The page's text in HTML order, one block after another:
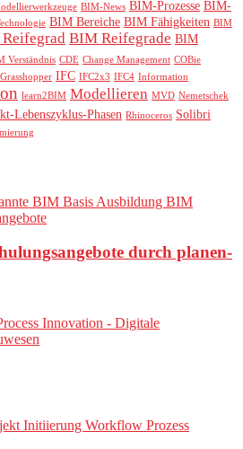
BIM-News BIM-Prozesse BIM-
BIM Bereiche BIM Fähigkeiten BIM
BIM Reifegrade BIM
Verständnis CDE Change Management COBie
Grasshopper IFC IFC2x3 IFC4 Information
learn2BIM Modellieren MVD Nemetschek
Lebenszyklus-Phasen Rhinoceros Solibri
durch planen-